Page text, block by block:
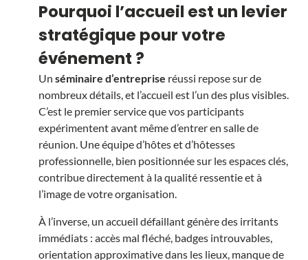
Pourquoi l’accueil est un levier
stratégique pour votre
événement ?
Un séminaire d’entreprise réussi repose sur de
nombreux détails, et l’accueil est l’un des plus visibles.
C’est le premier service que vos participants
expérimentent avant même d’entrer en salle de
réunion. Une équipe d’hôtes et d’hôtesses
professionnelle, bien positionnée sur les espaces clés,
contribue directement à la qualité ressentie et à
l’image de votre organisation.
À l’inverse, un accueil défaillant génère des irritants
immédiats : accès mal fléché, badges introuvables,
orientation approximative dans les lieux, manque de